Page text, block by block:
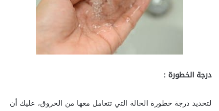
درجة الخطورة :
لتحديد درجة خطورة الحالة التي تتعامل معها من الحروق، عليك أن